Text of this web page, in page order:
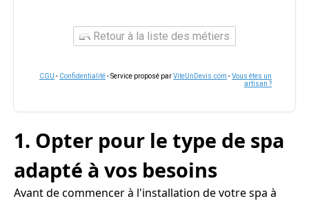
Retour à la liste des métiers
CGU - Confidentialité- Service proposé parViteUnDevis.com -Vous êtes un
artisan ?
1. Opter pour le type de spa
adapté à vos besoins
Avant de commencer à l'installation de votre spa à